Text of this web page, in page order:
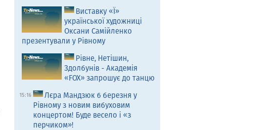
Виставку «Ї»
української художниці
Оксани Самійленко
презентували у Рівному
Рівне, Нетішин,
Здолбунів - Академія
«FOX» запрошує до танцю
15:16
Лєра Мандзюк 6 березня у
Рівному з новим вибуховим
концертом! Буде весело і «з
перчиком»!